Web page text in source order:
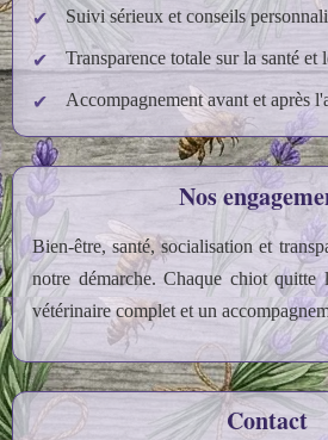
Suivi sérieux et conseils
Transparence totale sur la santé et
Accompagnement avant et après
Nos
Bien‑être, santé, socialisation et
notre démarche. Chaque chiot quitte
vétérinaire complet et un
Contact